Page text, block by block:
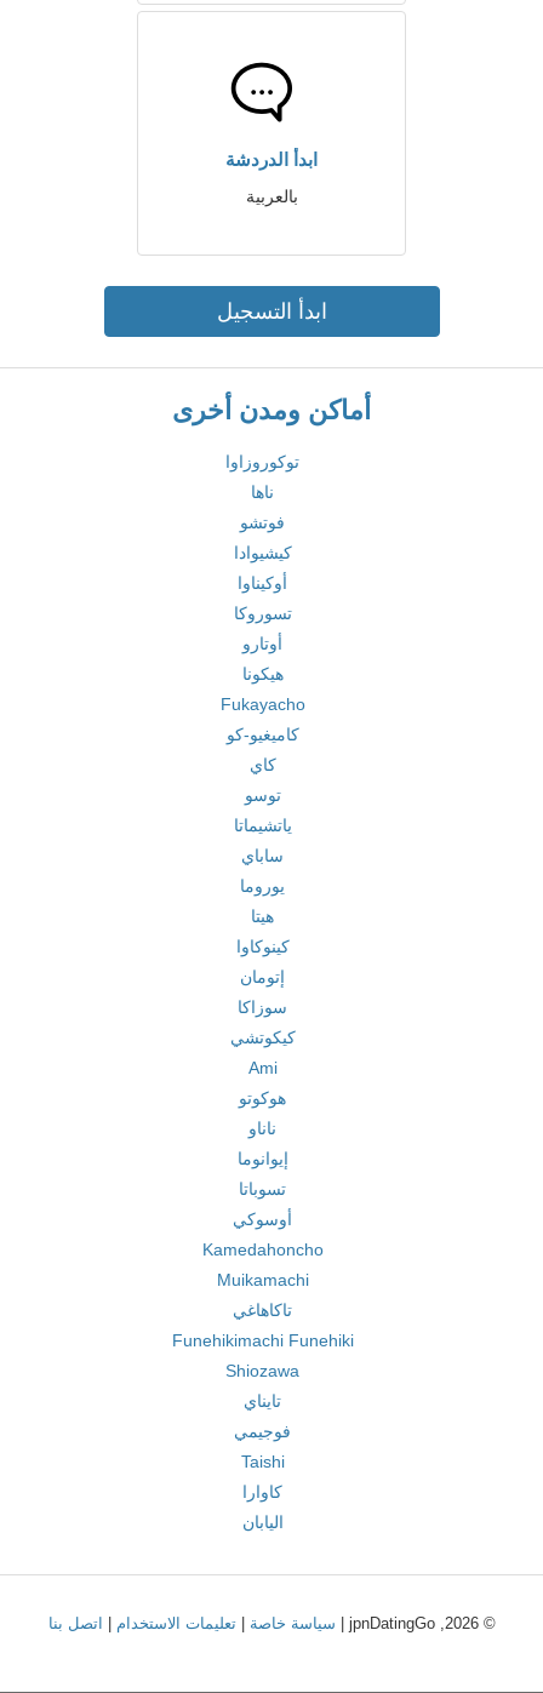
ابدأ الدردشة
بالعربية
ابدأ التسجيل
أماكن ومدن أخرى
توكوروزاوا
ناها
فوتشو
كيشيوادا
أوكيناوا
تسوروكا
أوتارو
هيكونا
Fukayacho
كاميغيو-كو
كاي
توسو
ياتشيماتا
ساباي
يوروما
هيتا
كينوكاوا
إتومان
سوزاكا
كيكوتشي
Ami
هوكوتو
ناناو
إيوانوما
تسوباتا
أوسوكي
Kamedahoncho
Muikamachi
تاكاهاغي
Funehikimachi Funehiki
Shiozawa
تايناي
فوجيمي
Taishi
كاوارا
اليابان
© 2026, jpnDatingGo | سياسة خاصة |تعليمات الاستخدام اتصل بنا